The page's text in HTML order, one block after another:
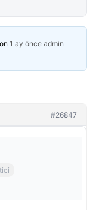
1 ay önce admin
#26847